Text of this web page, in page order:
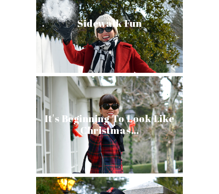
Sidewalk Fun
It's Beginning To Look Like
Christmas…